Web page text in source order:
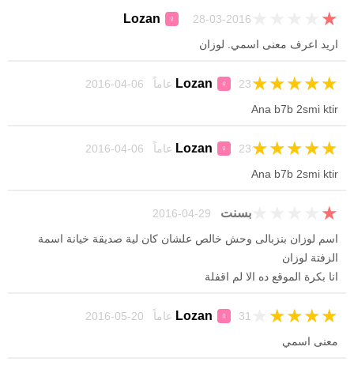
Lozan ♀ 28-03-2016 ★
اريد اعرف معنى اسمي. لوزان
Lozan ♀ 23 عاماً 06-04-2016 ★
★
★
★
★
Ana b7b 2smi ktir
Lozan ♀ 23 عاماً 06-04-2016 ★
★
★
★
★
Ana b7b 2smi ktir
بسنت ★
اسم لوزان بنزبالى وحش خالص علشان كان لية صديقة خيانة اسمة
الزفتة لوزان
انا بكرة الموقع ده الا لم اقفلة
Lozan ♀ 31 عاماً 20-05-2016 ★
★
★
★
معنى اسمي